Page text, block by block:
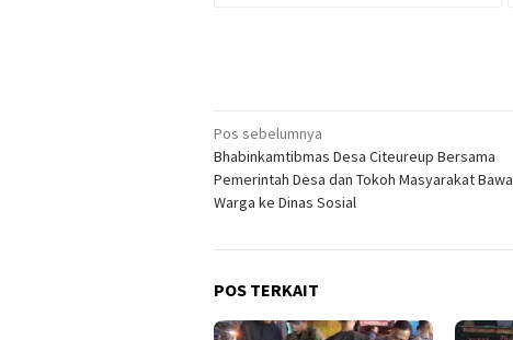
Navigasi
pos
Pos sebelumnya
Bhabinkamtibmas Desa Citeureup Bersama
Pemerintah Desa dan Tokoh Masyarakat Bawa
Warga ke Dinas Sosial
POS TERKAIT